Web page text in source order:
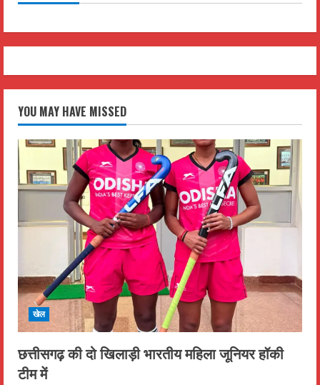
YOU MAY HAVE MISSED
खेल
छत्तीसगढ़ की दो खिलाड़ी भारतीय महिला जूनियर हॉकी
टीम में